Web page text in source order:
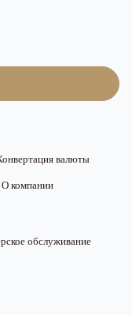
валюты
О компании
обслуживание